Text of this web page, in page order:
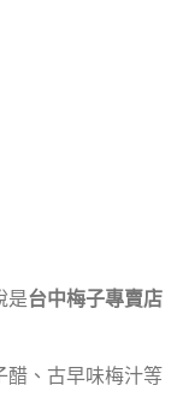
是台中梅子專賣店
醋、古早味梅汁等